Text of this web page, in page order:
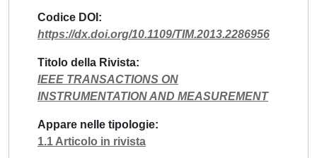
Codice DOI
https://dx.doi.org/10.1109/TIM.2013.2286956
Titolo della Rivista
IEEE TRANSACTIONS ON
INSTRUMENTATION AND MEASUREMENT
Appare nelle tipologie
1.1 Articolo in rivista